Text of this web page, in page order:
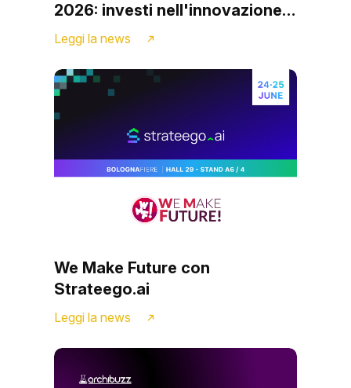
2026: investi nell'innovazione
con il supporto di Archibuzz
Leggi la news
We Make Future con
Strateego.ai
Leggi la news